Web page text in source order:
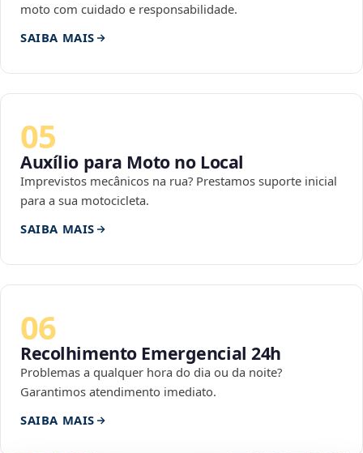
moto com cuidado e responsabilidade.
SAIBA MAIS
05
Auxílio para Moto no Local
Imprevistos mecânicos na rua? Prestamos suporte inicial
para a sua motocicleta.
SAIBA MAIS
06
Recolhimento Emergencial 24h
Problemas a qualquer hora do dia ou da noite?
Garantimos atendimento imediato.
SAIBA MAIS